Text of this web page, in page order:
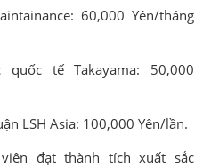
60,000 Yên/tháng
tế Takayama: 50,000
LSH Asia: 100,000 Yên/lần.
đạt thành tích xuất sắc